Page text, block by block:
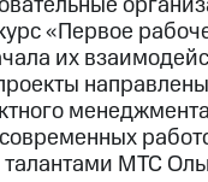
«Первое
их
МТС